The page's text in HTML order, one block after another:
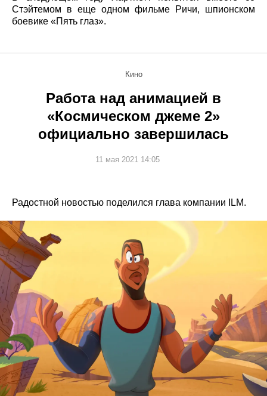
Стэйтемом в еще одном фильме Ричи, шпионском
боевике «Пять глаз».
Кино
Работа над анимацией в
«Космическом джеме 2»
официально завершилась
11 мая 2021 14:05
Радостной новостью поделился глава компании ILM.